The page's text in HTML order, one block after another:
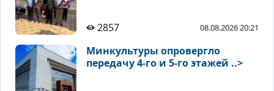
2857 08.08.2026 20:21
Минкультуры опровергло
передачу 4-го и 5-го этажей ..>